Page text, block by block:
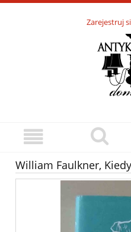
Zarejestruj
William Faulkner,